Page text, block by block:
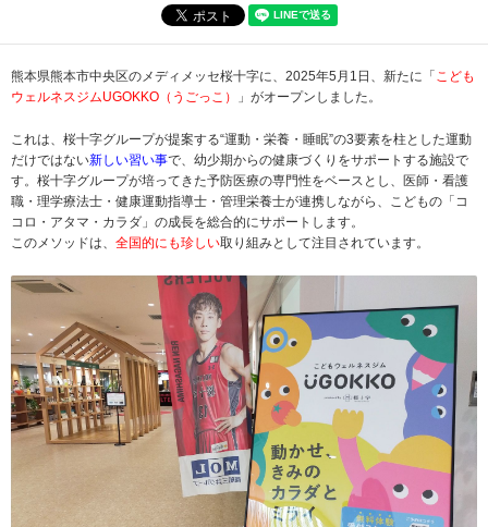
熊本県熊本市中央区のメディメッセ桜十字に、2025年5月1日、新たに「 こども
ウェルネスジムUGOKKO（うごっこ）
」がオープンしました。
これは、桜十字グループが提案する“運動・栄養・睡眠”の3要素を柱とした運動
だけではない新しい習い事で、幼少期からの健康づくりをサポートする施設で
す。桜十字グループが培ってきた予防医療の専門性をベースとし、医師・看護
職・理学療法士・健康運動指導士・管理栄養士が連携しながら、こどもの「コ
コロ・アタマ・カラダ」の成長を総合的にサポートします。
このメソッドは、 全国的にも珍しい取り組みとして注目されています。